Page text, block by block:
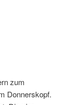
zum
Donnerskopf.